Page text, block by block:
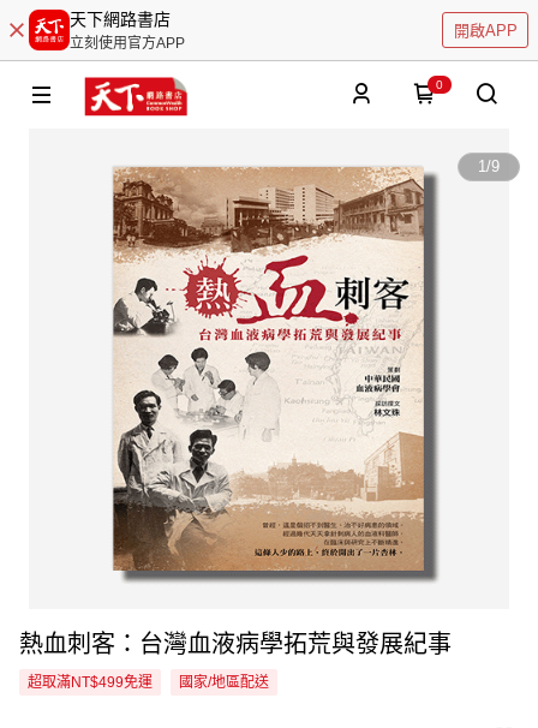
天下網路書店
立刻使用官方APP
開啟APP
0
1/9
熱血刺客：台灣血液病學拓荒與發展紀事
超取滿NT$499免運 國家/地區配送